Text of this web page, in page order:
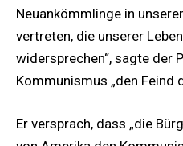
Neuankömmlinge in
vertreten, die unserer
widersprechen“, sagte der
Kommunismus „den Feind
Er versprach, dass „die